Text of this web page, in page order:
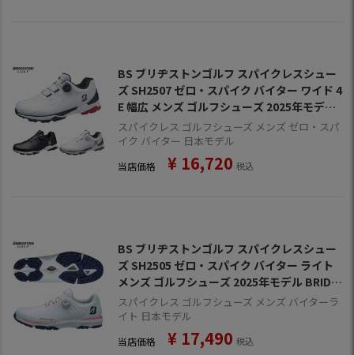
BS ブリヂストンゴルフ スパイクレスシュー
ズ SH2507 ゼロ・スパイク バイター ワイド 4
E 幅広 メンズ ゴルフシューズ 2025年モデル
BRIDGESTONE GOLF 日本正規品
スパイクレス ゴルフシューズ メンズ ゼロ・スパ
イク バイター 日本モデル
当店価格 ¥ 16,720 税込
BS ブリヂストンゴルフ スパイクレスシュー
ズ SH2505 ゼロ・スパイク バイター ライト
メンズ ゴルフシューズ 2025年モデル BRIDG
ESTONE GOLF 日本正規品
スパイクレス ゴルフシューズ メンズ バイターラ
イト 日本モデル
当店価格 ¥ 17,490 税込